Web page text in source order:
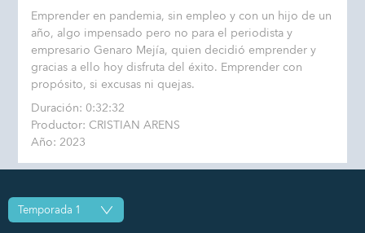
Emprender en pandemia, sin empleo y con un hijo de un
año, algo impensado pero no para el periodista y
empresario Genaro Mejía, quien decidió emprender y
gracias a ello hoy disfruta del éxito. Emprender con
propósito, si excusas ni quejas.
Duración: 0:32:32
Productor: CRISTIAN ARENS
Año: 2023